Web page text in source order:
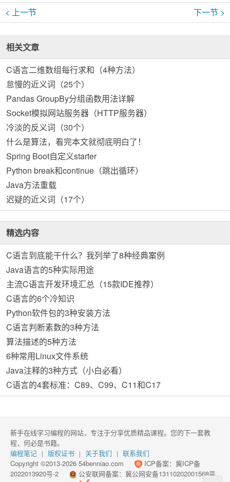
< 上一节 下一节 >
相关文章
C语言二维数组每行求和（4种方法）
怠慢的近义词（25个）
Pandas GroupBy分组函数用法详解
Socket模拟网站服务器（HTTP服务器）
冷淡的反义词（30个）
什么是算法，看完本文就彻底明白了！
Spring Boot自定义starter
Python break和continue（跳出循环）
Java方法重载
迟疑的近义词（17个）
精选内容
C语言到底能干什么？我列举了8种经典案例
Java语言的5种实际用途
主流C语言开发环境汇总（15款IDE推荐）
C语言的6个冷知识
Python软件包的3种安装方法
C语言判断素数的3种方法
算法描述的5种方法
6种常用Linux文件系统
Java注释的3种方式（小白必看）
C语言的4套标准：C89、C99、C11和C17
新手在线学习编程的网站，专注于分享优质精品课程。您的下一套教
程，何必是书籍。
编程笔记 | 版权证书 | 关于我们 | 联系我们
Copyright ©2013-2026 54benniao.com
ICP备案： 冀ICP备
2022013920号-2
公安联网备案：冀公网安备13110202001568号